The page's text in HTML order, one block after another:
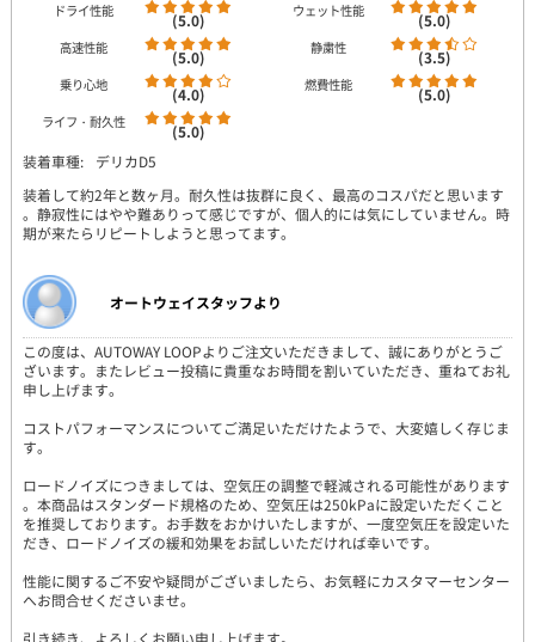
ドライ性能 (5.0) ウェット性能 (5.0)
高速性能 (5.0) 静粛性 (3.5)
乗り心地 (4.0) 燃費性能 (5.0)
ライフ・耐久性
(5.0)
装着車種:
デリカD5
装着して約2年と数ヶ月。耐久性は抜群に良く、最高のコスパだと思います
。静寂性にはやや難ありって感じですが、個人的には気にしていません。時
期が来たらリピートしようと思ってます。
オートウェイスタッフより
この度は、AUTOWAY LOOPよりご注文いただきまして、誠にありがとうご
ざいます。またレビュー投稿に貴重なお時間を割いていただき、重ねてお礼
申し上げます。
コストパフォーマンスについてご満足いただけたようで、大変嬉しく存じま
す。
ロードノイズにつきましては、空気圧の調整で軽減される可能性があります
。本商品はスタンダード規格のため、空気圧は250kPaに設定いただくこと
を推奨しております。お手数をおかけいたしますが、一度空気圧を設定いた
だき、ロードノイズの緩和効果をお試しいただければ幸いです。
性能に関するご不安や疑問がございましたら、お気軽にカスタマーセンター
へお問合せくださいませ。